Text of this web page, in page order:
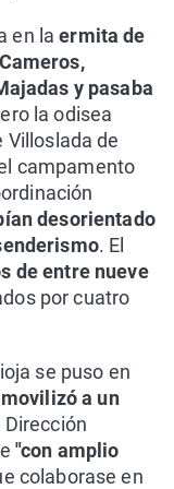
en laermita de
y pasaba
la odisea
Villoslada de
campamento
desorientado
. El
de entre nueve
por cuatro
se puso en
a un
"con amplio
colaborase en